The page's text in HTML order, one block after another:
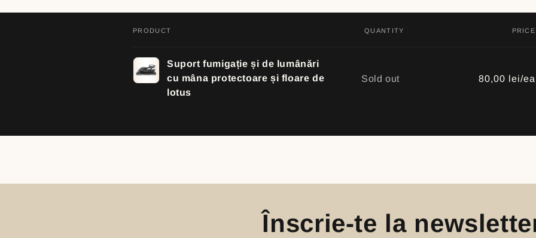
cart
PRODUCT QUANTITY PRICE
Suport fumigație și de lumânări
cu mâna protectoare și floare de
lotus
Quantity
Sold out 80,00 lei/ea
Înscrie-te la